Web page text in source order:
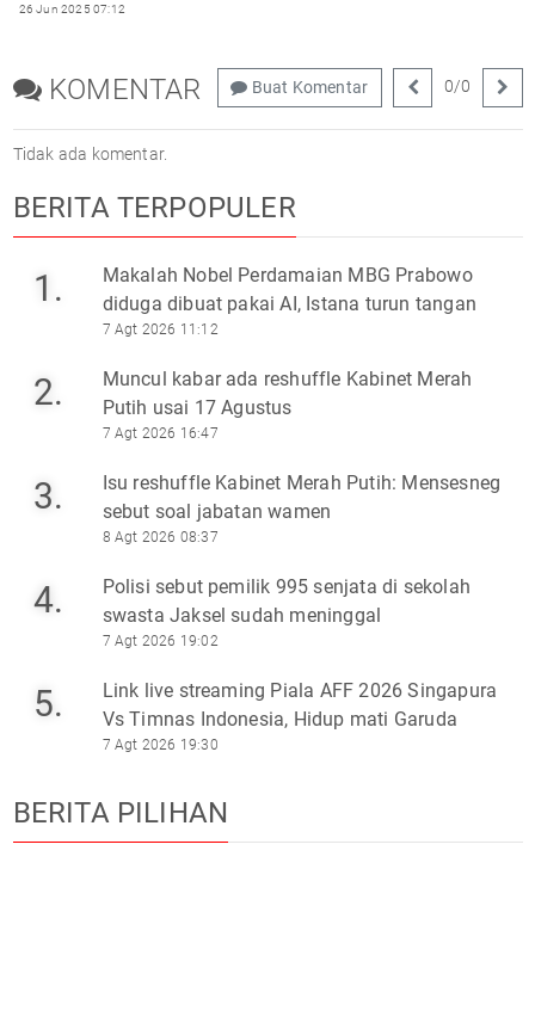
26 Jun 2025 07:12
KOMENTAR Buat Komentar 0/0
Tidak ada komentar.
BERITA TERPOPULER
1.
Makalah Nobel Perdamaian MBG Prabowo
diduga dibuat pakai AI, Istana turun tangan
7 Agt 2026 11:12
2.
Muncul kabar ada reshuffle Kabinet Merah
Putih usai 17 Agustus
7 Agt 2026 16:47
3.
Isu reshuffle Kabinet Merah Putih: Mensesneg
sebut soal jabatan wamen
8 Agt 2026 08:37
4.
Polisi sebut pemilik 995 senjata di sekolah
swasta Jaksel sudah meninggal
7 Agt 2026 19:02
5.
Link live streaming Piala AFF 2026 Singapura
Vs Timnas Indonesia, Hidup mati Garuda
7 Agt 2026 19:30
BERITA PILIHAN